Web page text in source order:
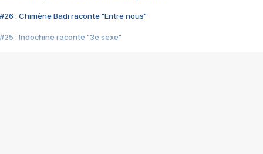
#26 : Chimène Badi raconte "Entre nous"
#25 : Indochine raconte "3e sexe"